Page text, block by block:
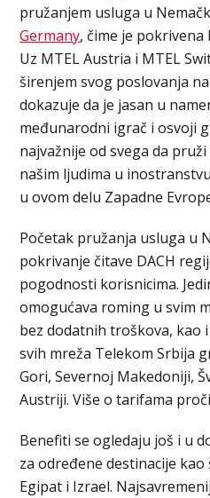
pružanjem usluga u
Germany, čime je pokrivena
Uz MTEL Austria i MTEL
širenjem svog poslovanja
dokazuje da je jasan u
međunarodni igrač i osvoji
najvažnije od svega da
našim ljudima u
u ovom delu Zapadne
Početak pružanja usluga u
pokrivanje čitave DACH
pogodnosti korisnicima.
omogućava roming u svim
bez dodatnih troškova, kao
svih mreža Telekom Srbija
Gori, Severnoj Makedoniji,
Austriji. Više o tarifama
Benefiti se ogledaju još i u
za određene destinacije
Egipat i Izrael.